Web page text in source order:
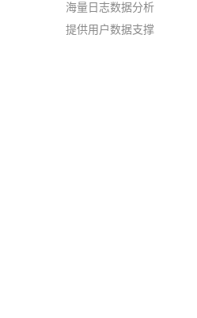
海量日志数据分析
提供用户数据支撑